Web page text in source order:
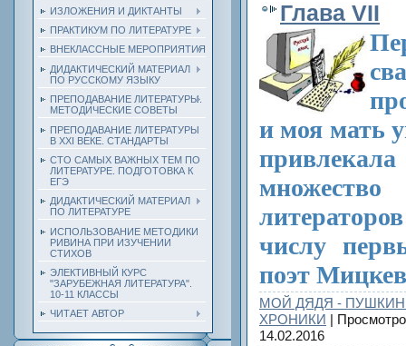
ИЗЛОЖЕНИЯ И ДИКТАНТЫ
ПРАКТИКУМ ПО ЛИТЕРАТУРЕ
ВНЕКЛАССНЫЕ МЕРОПРИЯТИЯ
ДИДАКТИЧЕСКИЙ МАТЕРИАЛ
ПО РУССКОМУ ЯЗЫКУ
ПРЕПОДАВАНИЕ ЛИТЕРАТУРЫ.
МЕТОДИЧЕСКИЕ СОВЕТЫ
ПРЕПОДАВАНИЕ ЛИТЕРАТУРЫ
В XXI ВЕКЕ. СТАНДАРТЫ
СТО САМЫХ ВАЖНЫХ ТЕМ ПО
ЛИТЕРАТУРЕ. ПОДГОТОВКА К
ЕГЭ
ДИДАКТИЧЕСКИЙ МАТЕРИАЛ
ПО ЛИТЕРАТУРЕ
ИСПОЛЬЗОВАНИЕ МЕТОДИКИ
РИВИНА ПРИ ИЗУЧЕНИИ
СТИХОВ
ЭЛЕКТИВНЫЙ КУРС
"ЗАРУБЕЖНАЯ ЛИТЕРАТУРА".
10-11 КЛАССЫ
ЧИТАЕТ АВТОР
Глава VII
и моя мать
числу
поэт
МОЙ ДЯДЯ -
ХРОНИКИ |
14.02.2016